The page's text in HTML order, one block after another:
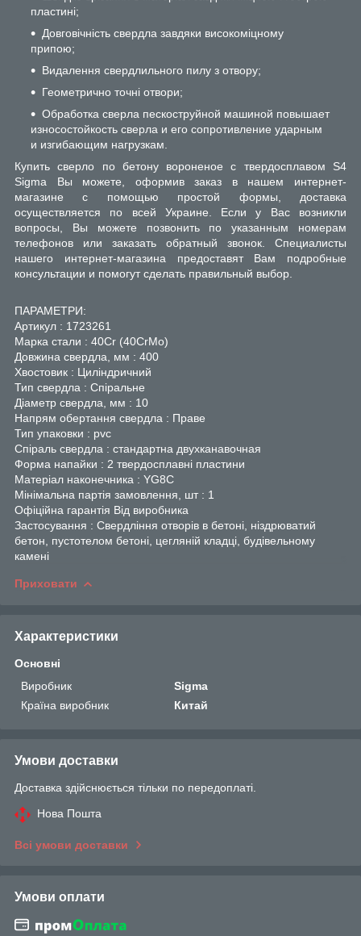
пластині;
Довговічність свердла завдяки високоміцному
припою;
Видалення свердлильного пилу з отвору;
Геометрично точні отвори;
Обработка сверла пескоструйной машиной повышает
износостойкость сверла и его сопротивление ударным
и изгибающим нагрузкам.
Купить сверло по бетону вороненое с твердосплавом S4
Sigma Вы можете, оформив заказ в нашем интернет-
магазине с помощью простой формы, доставка
осуществляется по всей Украине. Если у Вас возникли
вопросы, Вы можете позвонить по указанным номерам
телефонов или заказать обратный звонок. Специалисты
нашего интернет-магазина предоставят Вам подробные
консультации и помогут сделать правильный выбор.
ПАРАМЕТРИ:
Артикул : 1723261
Марка стали : 40Cr (40CrMo)
Довжина свердла, мм : 400
Хвостовик : Циліндричний
Тип свердла : Спіральне
Діаметр свердла, мм : 10
Напрям обертання свердла : Праве
Тип упаковки : pvc
Спіраль свердла : стандартна двухканавочная
Форма напайки : 2 твердосплавні пластини
Матеріал наконечника : YG8C
Мінімальна партія замовлення, шт : 1
Офіційна гарантія Від виробника
Застосування : Свердління отворів в бетоні, ніздрюватий
бетон, пустотелом бетоні, цегляній кладці, будівельному
камені
Приховати
Характеристики
Основні
Виробник
Sigma
Країна виробник
Китай
Умови доставки
Доставка здійснюється тільки по передоплаті.
Нова Пошта
Всі умови доставки
Умови оплати